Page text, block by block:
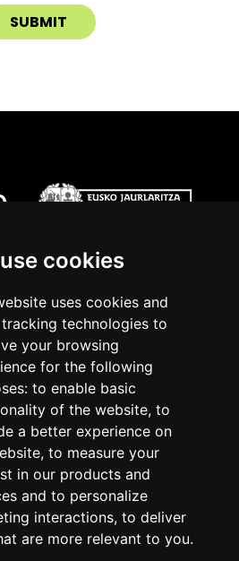
cookies
uses cookies and
technologies to
your browsing
for the following
to enable basic
of the website, to
a better experience on
, to measure your
in our products and
and to personalize
interactions, to deliver
are more relevant to you.
Bilbao